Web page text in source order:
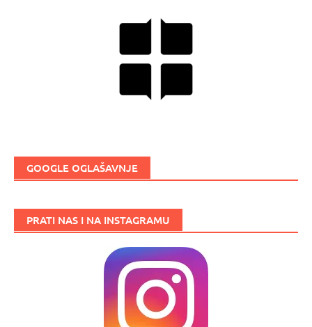
GOOGLE OGLAŠAVNJE
PRATI NAS I NA INSTAGRAMU